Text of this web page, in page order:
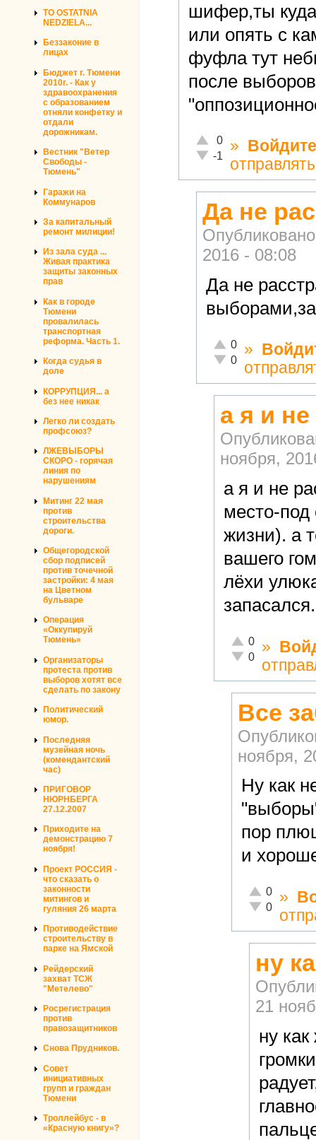
TO OSTATNIA
NEDZIELA...
Беззаконие в
лицах
Бюджет г. Тюмени
2010г. - Как у
здравоохранения
с образованием
отняли конфетку и
отдали
дорожникам.
Вестник "Ветер
Свободы -
Тюмень"
Гаражи на
Коммунаров
За капитальный
ремонт милиции!
Из зала суда ...
Живая практика
защиты законных
прав
Как в городе
Тюмени
провалилась
транспортная
реформа. Часть 1.
Когда судья в
доле
КОРРУПЦИЯ... а
без нее никак
Легко ли создать
профсоюз?
ЛЖЕВЫБОРЫ
СКОРО - горячая
линия по
нарушениям
Митинг 22 мая
против
строительства
дороги.
Общегородской
сбор подписей
против точечной
застройки: 4 мая
на Цветном
бульваре
Операция
«Оккупируй
Тюмень»
Организаторы
протеста против
выборов хотят все
сделать по закону
Политический
юмор.
Последняя
музейная ночь
(комендантский
час)
ПРИГОВОР
НЮРНБЕРГА
27.12.2007
Приходите на
демонстрацию 7
ноября!
Проект РОССИЯ -
что сказать о
законности
митингов и
гуляния 26 марта
Противодействие
строительству в
парке на Ямской
Рейдерский
захват ТСЖ
"Метелево"
Росрегистрация
против
правозащитников
Снова Прудников.
Совет
инициативных
групп и граждан
Тюмени
Троллейбус - в
«Красную книгу»?
шифер,ты
или опять с
фуфла тут
после
Отлично!
0
Неадекватно!
-1
» Войдите
Да не
2016 - 08:08
Да не
Отлично!
0
Неадекватно!
0
»
а я и
ноября,
а я и не
место-под
жизни). а
вашего
лёхи
Отлично!
0
Неадекватно!
0
»
Все
ноября,
Ну как
пор
и
Отлично!
0
Неадекватно!
0
»
ну
21
ну